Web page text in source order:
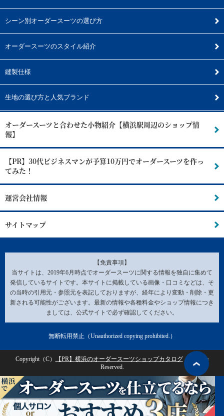
シーン別オーダースーツの選び方
オーダースーツのスタイル紹介
縫製仕様
生地の選び方と人気ブランド
オーダースーツと合わせた小物紹介【横浜駅周辺のショップ情
報】
【PR】30代ビジネスマンが予算10万円でオーダースーツを作っ
てみた！
運営会社情報
サイトマップ
【免責事項】
当サイトは、2019年6月時点でオーダースーツに関する情報を独自に集めて
発信しているサイトです。本サイトに掲載している画像・口コミなどは、そ
の当時の引用元・参照元を表記しておりますが、経年により変動・削除・更
新される可能性がございます。最新の情報や各種料金やショップ情報につき
ましては、公式サイトで必ず確認してください。
無断転用禁止（Unauthorized copying prohibited.）
Copyright（C） 横浜のオーダースーツショップカタログAll Rights
Reserved.